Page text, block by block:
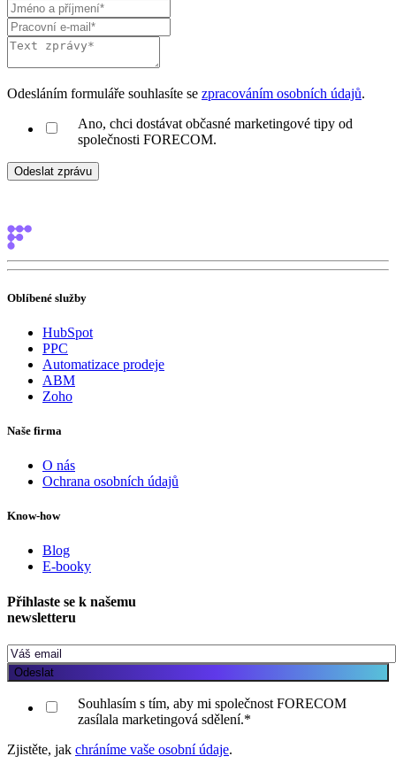
Odesláním formuláře souhlasíte se zpracováním osobních údajů.
Ano, chci dostávat občasné marketingové tipy od
společnosti FORECOM.
Oblíbené služby
HubSpot
PPC
Automatizace prodeje
ABM
Zoho
Naše firma
O nás
Ochrana osobních údajů
Know-how
Blog
E-booky
Přihlaste se k našemu
newsletteru
Souhlasím s tím, aby mi společnost FORECOM
zasílala marketingová sdělení.*
Zjistěte, jak chráníme vaše osobní údaje.